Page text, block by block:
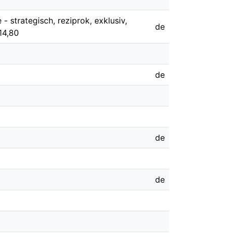
- strategisch, reziprok, exklusiv,
de
de
de
de